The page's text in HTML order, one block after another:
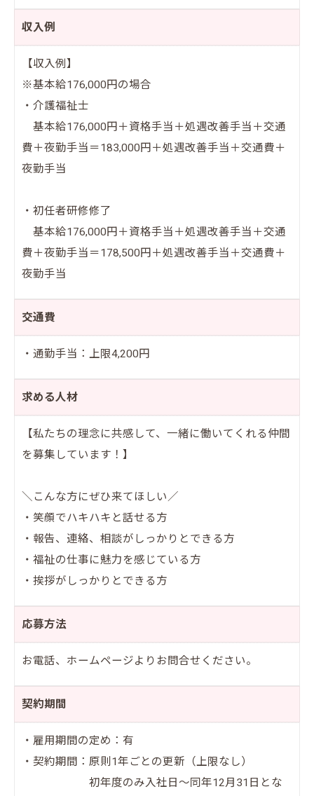
収入例
【収入例】
※基本給176,000円の場合
・介護福祉士
基本給176,000円＋資格手当＋処遇改善手当＋交通
費＋夜勤手当＝183,000円＋処遇改善手当＋交通費＋
夜勤手当
・初任者研修修了
基本給176,000円＋資格手当＋処遇改善手当＋交通
費＋夜勤手当＝178,500円＋処遇改善手当＋交通費＋
夜勤手当
交通費
・通勤手当：上限4,200円
求める人材
【私たちの理念に共感して、一緒に働いてくれる仲間
を募集しています！】
＼こんな方にぜひ来てほしい／
・笑顔でハキハキと話せる方
・報告、連絡、相談がしっかりとできる方
・福祉の仕事に魅力を感じている方
・挨拶がしっかりとできる方
応募方法
お電話、ホームページよりお問合せください。
契約期間
・雇用期間の定め：有
・契約期間：原則1年ごとの更新（上限なし）
初年度のみ入社日～同年12月31日とな